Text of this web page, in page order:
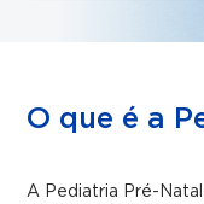
O que é a
A Pediatria Pré-